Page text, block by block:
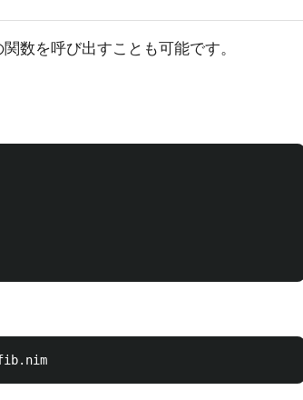
数を呼び出すことも可能です。